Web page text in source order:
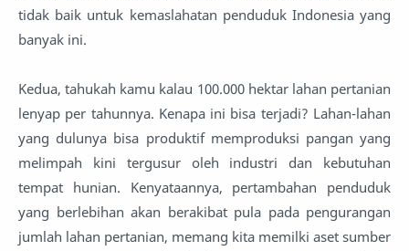
tidak baik untuk kemaslahatan penduduk Indonesia yang
banyak ini.
Kedua, tahukah kamu kalau 100.000 hektar lahan pertanian
lenyap per tahunnya. Kenapa ini bisa terjadi? Lahan-lahan
yang dulunya bisa produktif memproduksi pangan yang
melimpah kini tergusur oleh industri dan kebutuhan
tempat hunian. Kenyataannya, pertambahan penduduk
yang berlebihan akan berakibat pula pada pengurangan
jumlah lahan pertanian, memang kita memilki aset sumber